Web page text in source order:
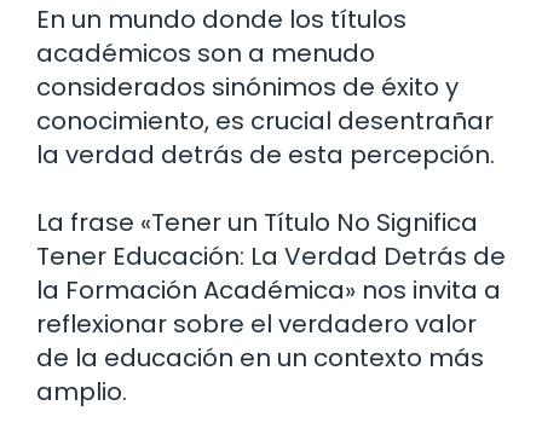
En un mundo donde los títulos
académicos son a menudo
considerados sinónimos de éxito y
conocimiento, es crucial desentrañar
la verdad detrás de esta percepción.
La frase «Tener un Título No Significa
Tener Educación: La Verdad Detrás de
la Formación Académica» nos invita a
reflexionar sobre el verdadero valor
de la educación en un contexto más
amplio.